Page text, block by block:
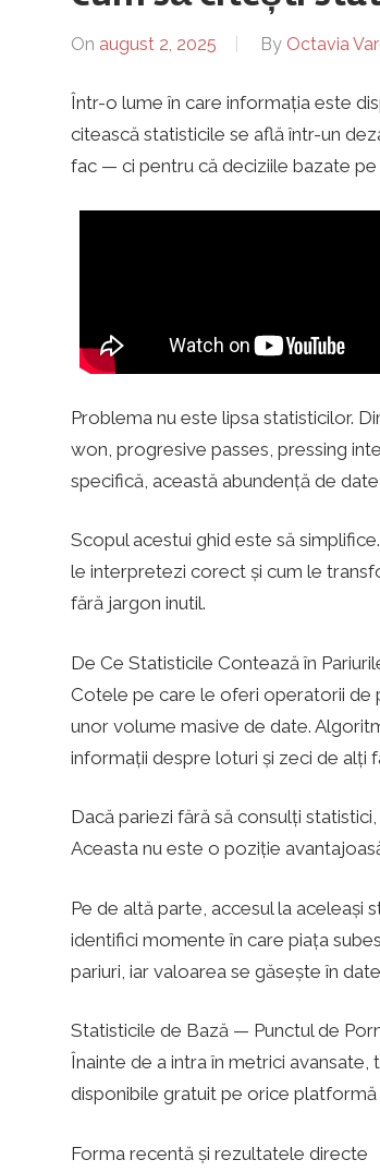
i
e
s
i
.
r
o
–
P
a
r
i
u
r
i
On august 2, 2025 By Octavia
Într-o lume în care informația este
citească statisticile se află într-un
fac — ci pentru că deciziile bazate
Problema nu este lipsa statisticilor.
won, progresive passes, pressing
specifică, această abundență de
Scopul acestui ghid este să
le interpretezi corect și cum le
fără jargon inutil.
De Ce Statisticile Contează în
Cotele pe care le oferi operatorii de
unor volume masive de date.
informații despre loturi și zeci de alți
Dacă pariezi fără să consulți
Aceasta nu este o poziție
Pe de altă parte, accesul la
identifici momente în care piața
pariuri, iar valoarea se găsește în
Statisticile de Bază — Punctul de
Înainte de a intra în metrici
disponibile gratuit pe orice
Forma recentă și rezultatele directe